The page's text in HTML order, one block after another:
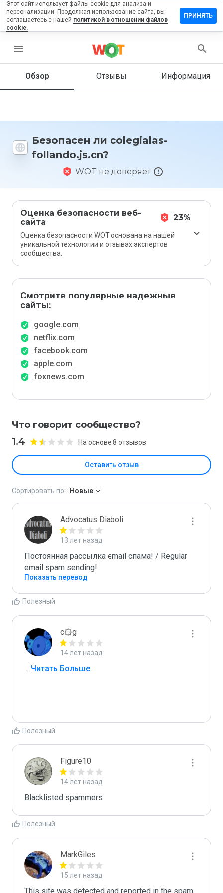
menu
Обзор Отзывы Информация
Безопасен ли colegialas-
follando.js.cn?
WOT не доверяет
Оценка безопасности веб-
сайта
23%
Оценка безопасности WOT основана на нашей
уникальной технологии и отзывах экспертов
сообщества.
Смотрите популярные надежные
сайты:
google.com
netflix.com
facebook.com
apple.com
foxnews.com
Что говорит сообщество?
1.4 На основе 8 отзывов
Оставить отзыв
на
оценили
сайт от
1 до 5?
Сортировать по: Новые
Advocatus Diaboli
13 лет назад
Постоянная рассылка email спама! / Regular
email spam sending!
Показать перевод
Полезный
c۞g
14 лет назад
... Читать Больше
Полезный
Figure10
14 лет назад
Blacklisted spammers
Полезный
MarkGiles
15 лет назад
This site was detected and reported in the spam
Этот сайт использует файлы cookie для анализа и
персонализации. Продолжая использование сайта, вы
соглашаетесь с нашей политикой в отношении файлов
cookie.
ПРИНЯТЬ